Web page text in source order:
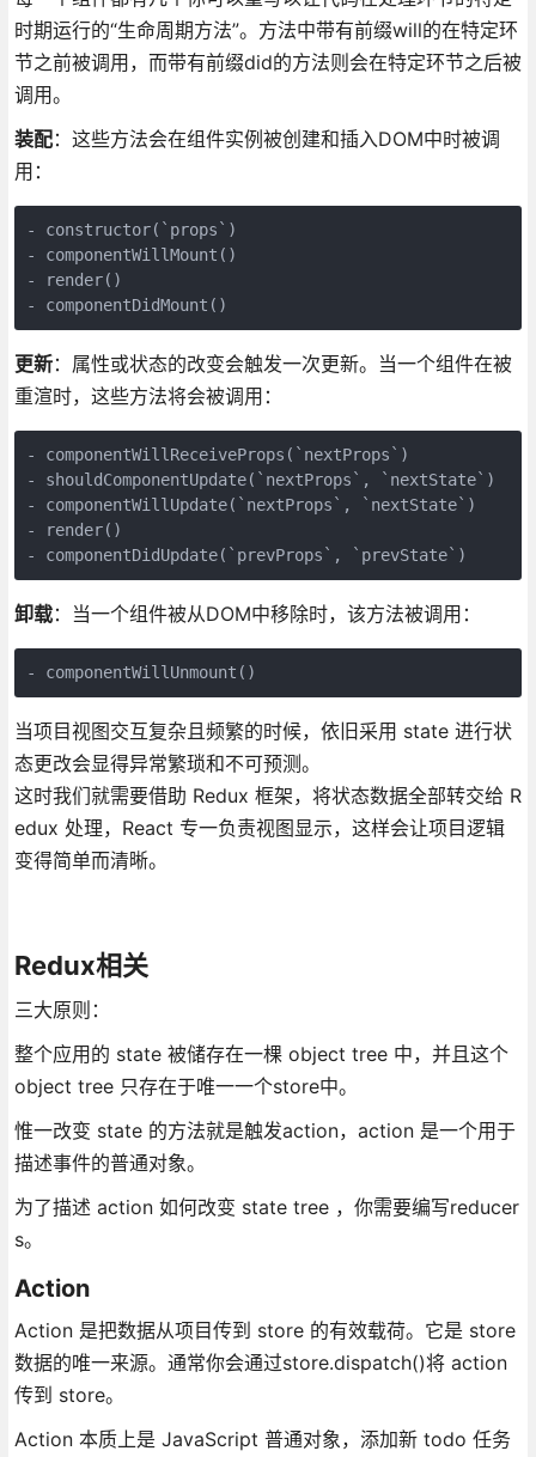
时期运行的“生命周期方法”。方法中带有前缀will的在特定环
节之前被调用，而带有前缀did的方法则会在特定环节之后被
调用。
装配：这些方法会在组件实例被创建和插入DOM中时被调
用：
- constructor(`props`)
- componentWillMount()
- render()
- componentDidMount()
更新：属性或状态的改变会触发一次更新。当一个组件在被
重渲时，这些方法将会被调用：
- componentWillReceiveProps(`nextProps`)
- shouldComponentUpdate(`nextProps`, `nextState`)
- componentWillUpdate(`nextProps`, `nextState`)
- render()
- componentDidUpdate(`prevProps`, `prevState`)
卸载：当一个组件被从DOM中移除时，该方法被调用：
当项目视图交互复杂且频繁的时候，依旧采用 state 进行状
态更改会显得异常繁琐和不可预测。
这时我们就需要借助 Redux 框架，将状态数据全部转交给 R
edux 处理，React 专一负责视图显示，这样会让项目逻辑
变得简单而清晰。
Redux相关
三大原则：
整个应用的 state 被储存在一棵 object tree 中，并且这个
object tree 只存在于唯一一个store中。
惟一改变 state 的方法就是触发action，action 是一个用于
描述事件的普通对象。
为了描述 action 如何改变 state tree ，你需要编写reducer
s。
Action
Action 是把数据从项目传到 store 的有效载荷。它是 store
数据的唯一来源。通常你会通过store.dispatch()将 action
传到 store。
Action 本质上是 JavaScript 普通对象，添加新 todo 任务